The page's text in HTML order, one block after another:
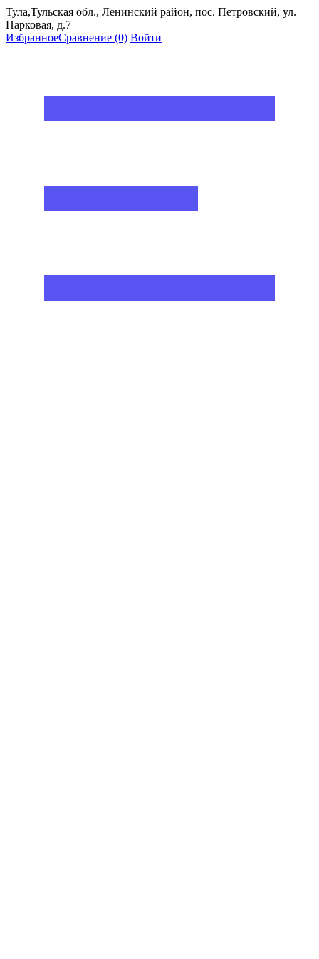
Тула,Тульская обл., Ленинский район, пос. Петровский, ул.
Парковая, д.7
ИзбранноеСравнение (0) Войти